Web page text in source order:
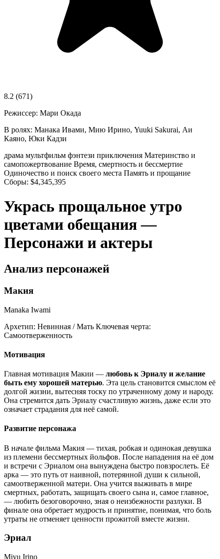
8.2 (671)
Режиссер: Мари Окада
В ролях: Манака Ивами, Мию Ирино, Yuuki Sakurai, Аи
Каяно, Юки Кадзи
драма мультфильм фэнтези приключения Материнство и
самопожертвование Время, смертность и бессмертие
Одиночество и поиск своего места Память и прощание
Сборы: $4,345,395
Укрась прощальное утро
цветами обещания —
Персонажи и актеры
Анализ персонажей
Макия
Manaka Iwami
Архетип: Невинная / Мать Ключевая черта:
Самоотверженность
Мотивация
Главная мотивация Макии — любовь к Эриалу и желание
быть ему хорошей матерью. Эта цель становится смыслом её
долгой жизни, вытесняя тоску по утраченному дому и народу.
Она стремится дать Эриалу счастливую жизнь, даже если это
означает страдания для неё самой.
Развитие персонажа
В начале фильма Макия — тихая, робкая и одинокая девушка
из племени бессмертных йольфов. После нападения на её дом
и встречи с Эриалом она вынуждена быстро повзрослеть. Её
арка — это путь от наивной, потерянной души к сильной,
самоотверженной матери. Она учится выживать в мире
смертных, работать, защищать своего сына и, самое главное,
— любить безоговорочно, зная о неизбежности разлуки. В
финале она обретает мудрость и принятие, понимая, что боль
утраты не отменяет ценности прожитой вместе жизни.
Эриал
Miyu Irino